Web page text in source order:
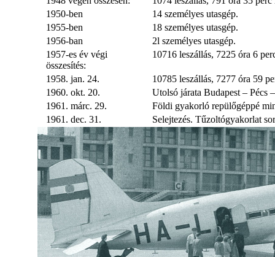
1950-ben
14 személyes utasgép.
1955-ben
18 személyes utasgép.
1956-ban
2l személyes utasgép.
1957-es év végi
összesítés:
10716 leszállás, 7225 óra 6
1958. jan. 24.
10785 leszállás, 7277 óra 59
1960. okt. 20.
Utolsó járata Budapest – Pécs
1961. márc. 29.
Földi gyakorló repülőgéppé
1961. dec. 31.
Selejtezés. Tűzoltógyakorlat